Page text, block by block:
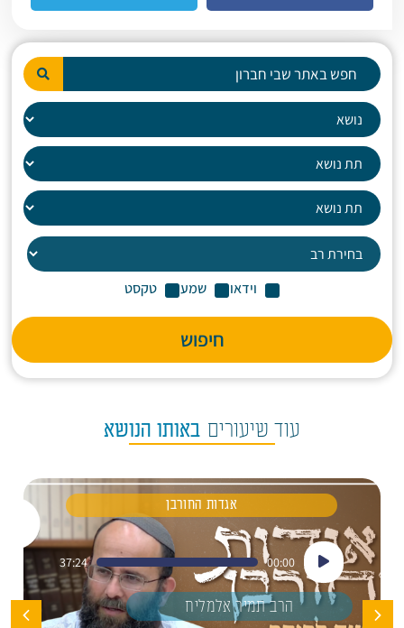
וידאו שמע טקסט
חיפוש
עוד שיעורים באותו הנושא
אגדות החורבן
נגן
אודיו
00:00
37:24
הרב תמיר אלמליח